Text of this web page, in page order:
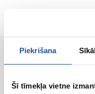
Piekrišana
Šī tīmekļa vietne